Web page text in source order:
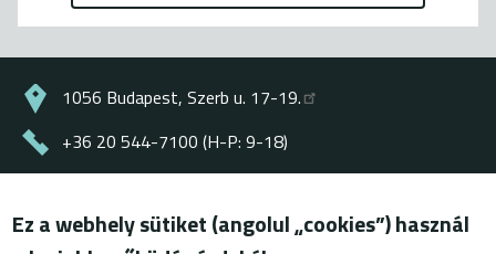
1056 Budapest, Szerb u. 17-19.
+36 20 544-7100 (H-P: 9-18)
© ENERGIAKLUB - minden jog fenntartva
Ez a webhely sütiket (angolul „cookies”) használ